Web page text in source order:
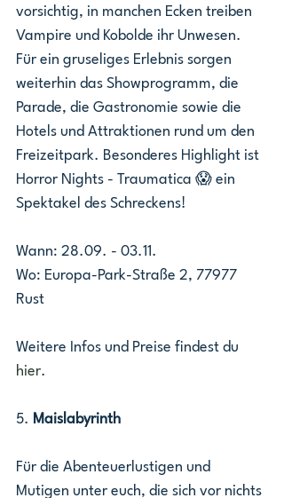
vorsichtig, in manchen Ecken treiben
Vampire und Kobolde ihr Unwesen.
Für ein gruseliges Erlebnis sorgen
weiterhin das Showprogramm, die
Parade, die Gastronomie sowie die
Hotels und Attraktionen rund um den
Freizeitpark. Besonderes Highlight ist
Horror Nights - Traumatica 😱 ein
Spektakel des Schreckens!
Wann: 28.09. - 03.11.
Wo: Europa-Park-Straße 2, 77977
Rust
Weitere Infos und Preise findest du
hier.
5. Maislabyrinth
Für die Abenteuerlustigen und
Mutigen unter euch, die sich vor nichts